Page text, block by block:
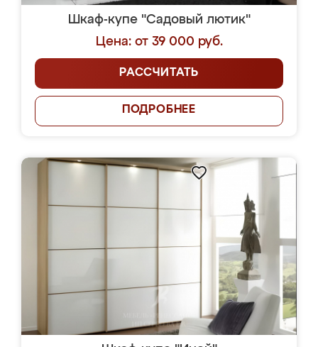
Шкаф-купе "Садовый лютик"
Цена: от 39 000 руб.
РАССЧИТАТЬ
ПОДРОБНЕЕ